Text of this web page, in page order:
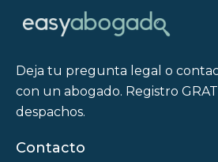
Deja tu pregunta legal o
con un abogado. Registro
despachos.
Contacto